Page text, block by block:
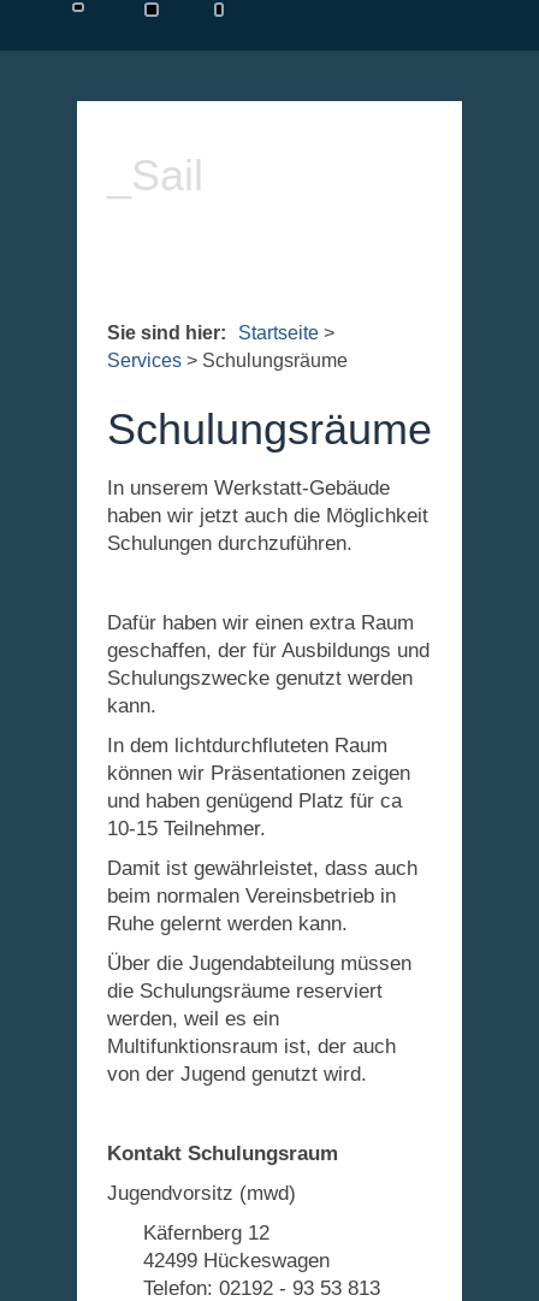
_Sail
Sie sind hier: Startseite >
Services > Schulungsräume
Schulungsräume
In unserem Werkstatt-Gebäude
haben wir jetzt auch die Möglichkeit
Schulungen durchzuführen.
Dafür haben wir einen extra Raum
geschaffen, der für Ausbildungs und
Schulungszwecke genutzt werden
kann.
In dem lichtdurchfluteten Raum
können wir Präsentationen zeigen
und haben genügend Platz für ca
10-15 Teilnehmer.
Damit ist gewährleistet, dass auch
beim normalen Vereinsbetrieb in
Ruhe gelernt werden kann.
Über die Jugendabteilung müssen
die Schulungsräume reserviert
werden, weil es ein
Multifunktionsraum ist, der auch
von der Jugend genutzt wird.
Kontakt Schulungsraum
Jugendvorsitz (mwd)
Käfernberg 12
42499 Hückeswagen
Telefon: 02192 - 93 53 813